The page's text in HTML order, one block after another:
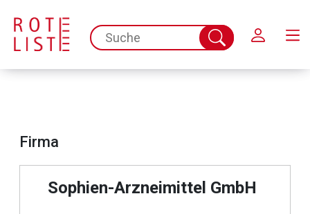
spc.search.input.placeholder
Suche
abschicken
Firma
Sophien-Arzneimittel GmbH